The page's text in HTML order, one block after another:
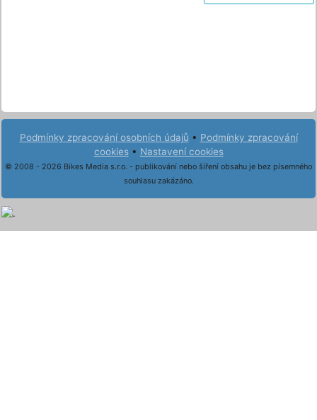
Podmínky zpracování osobních údajů • Podmínky zpracování
cookies• Nastavení cookies
© 2008 - 2026 Bikes Media s.r.o. - publikování nebo šíření obsahu je bez písemného
souhlasu zakázáno.